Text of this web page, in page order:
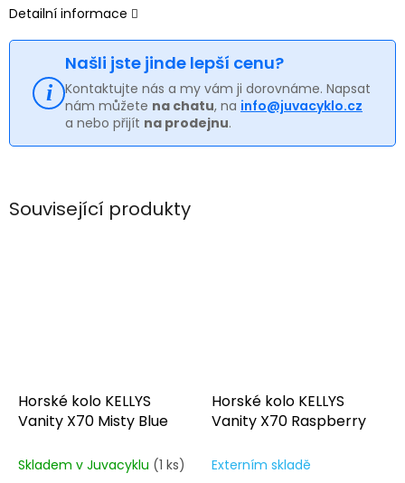
Detailní informace
Našli jste jinde lepší cenu?
Kontaktujte nás a my vám ji dorovnáme. Napsat
nám můžete na chatu, na info@juvacyklo.cz
a nebo přijít na prodejnu.
Související produkty
Horské kolo KELLYS
Vanity X70 Misty Blue
Skladem v Juvacyklu (1 ks)
Horské kolo KELLYS
Vanity X70 Raspberry
Externím skladě